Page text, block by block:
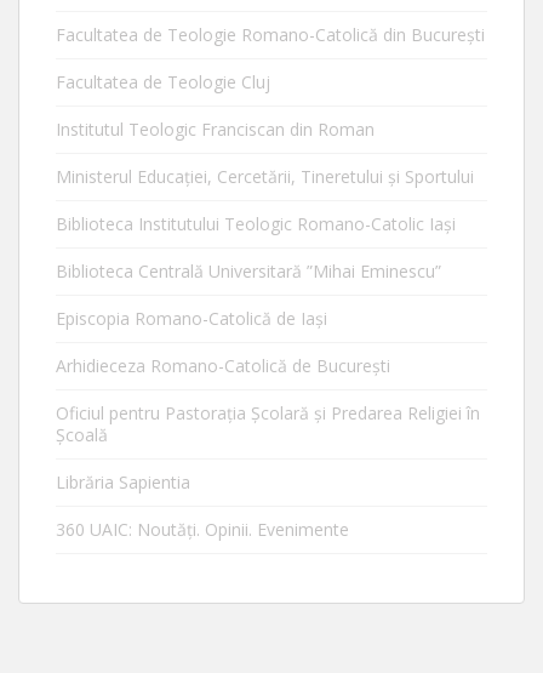
Facultatea de Teologie Romano-Catolică din Bucureşti
Facultatea de Teologie Cluj
Institutul Teologic Franciscan din Roman
Ministerul Educaţiei, Cercetării, Tineretului şi Sportului
Biblioteca Institutului Teologic Romano-Catolic Iaşi
Biblioteca Centrală Universitară ”Mihai Eminescu”
Episcopia Romano-Catolică de Iaşi
Arhidieceza Romano-Catolică de Bucureşti
Oficiul pentru Pastorația Școlară și Predarea Religiei în
Școală
Librăria Sapientia
360 UAIC: Noutăţi. Opinii. Evenimente